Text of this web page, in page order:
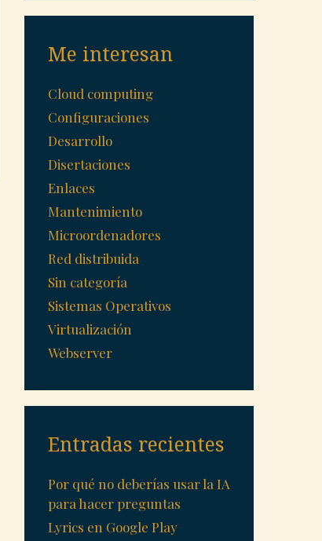
Me interesan
Cloud computing
Configuraciones
Desarrollo
Disertaciones
Enlaces
Mantenimiento
Microordenadores
Red distribuida
Sin categoría
Sistemas Operativos
Virtualización
Webserver
Entradas recientes
Por qué no deberías usar la IA
para hacer preguntas
Lyrics en Google Play